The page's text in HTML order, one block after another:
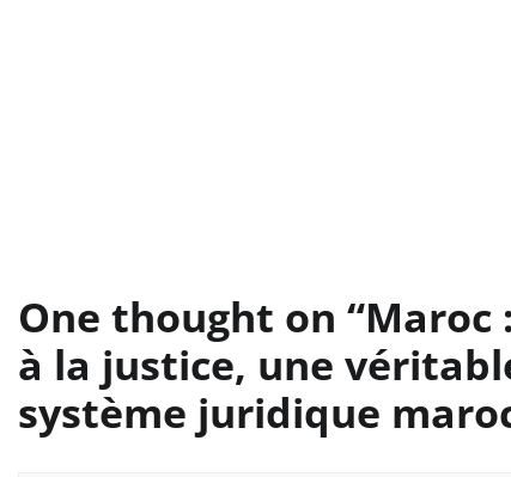
One thought on “Maroc
à la justice, une
système juridique